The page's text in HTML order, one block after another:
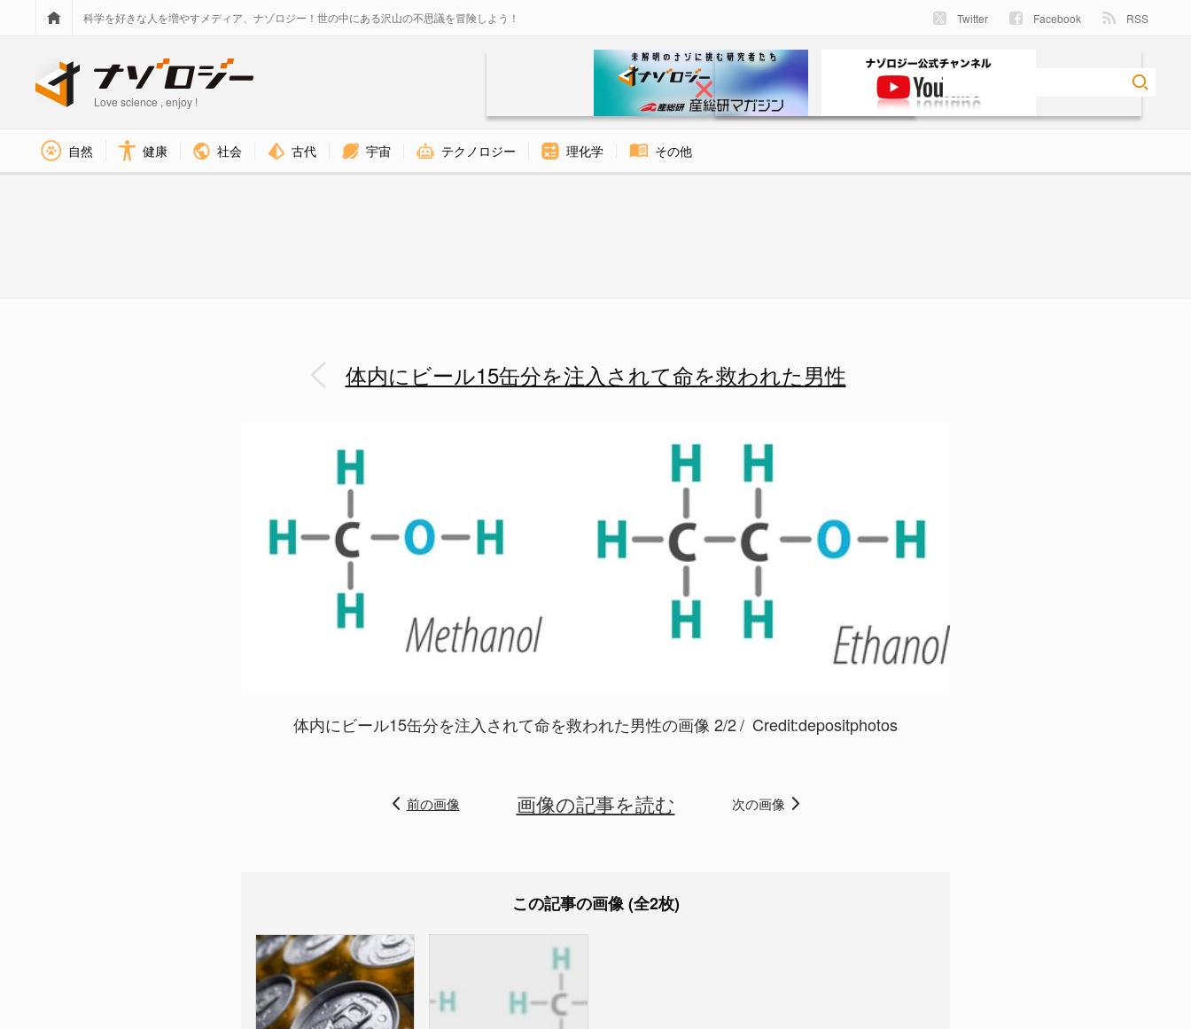
科学を好きな人を増やすメディア、ナゾロジー！世の中にある沢山の不思議を冒険しよう！ Twitter Facebook RSS
Love science , enjoy !
自然 健康 社会 古代 宇宙 テクノロジー 理化学 その他
体内にビール15缶分を注入されて命を救われた男性
体内にビール15缶分を注入されて命を救われた男性の画像 2/2 Credit:depositphotos
前の画像 画像の記事を読む 次の画像
この記事の画像 (全2枚)